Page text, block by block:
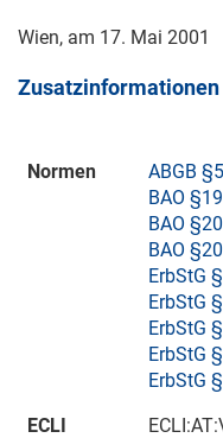
Wien, am 17. Mai 2001
Zusatzinformationen
Normen ABGB
BAO
BAO
BAO
ErbStG
ErbStG
ErbStG
ErbStG
ErbStG
ECLI